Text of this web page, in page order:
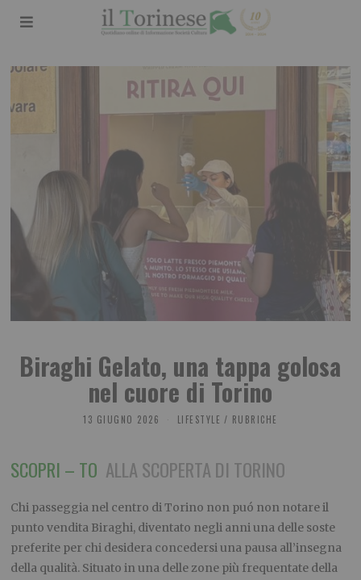
Biraghi Gelato, una tappa golosa
nel cuore di Torino
13 GIUGNO 2026 LIFESTYLE / RUBRICHE
SCOPRI – TO ALLA SCOPERTA DI TORINO
Chi passeggia nel centro di Torino non puó non notare il
punto vendita Biraghi, diventato negli anni una delle soste
preferite per chi desidera concedersi una pausa all’insegna
della qualità. Situato in una delle zone più frequentate della